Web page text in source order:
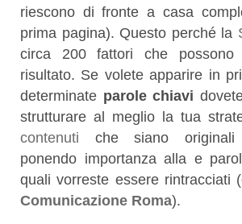
riescono di fronte a casa
prima pagina). Questo perché la
circa 200 fattori che possono
risultato. Se volete apparire in
determinate parole chiavi
strutturare al meglio la tua
contenuti che siano originali
ponendo importanza alla e
quali vorreste essere rintracciati
Comunicazione Roma).